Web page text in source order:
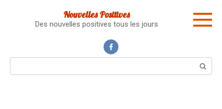
Nouvelles Positives
Des nouvelles positives tous les jours